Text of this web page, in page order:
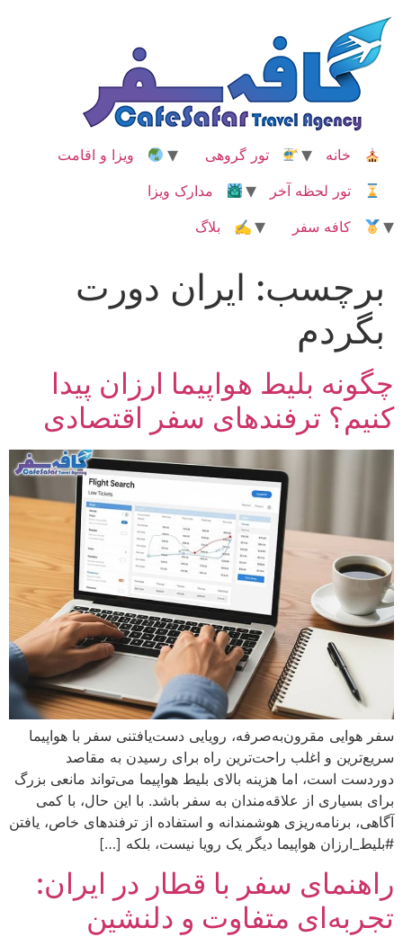
محتوا
خانه تور گروهی
ویزا و اقامت
تور لحظه آخر
مدارک ویزا
کافه سفر
✍ بلاگ
برچسب: ایران دورت
بگردم
چگونه بلیط هواپیما ارزان پیدا
کنیم؟ ترفندهای سفر اقتصادی
سفر هوایی مقرون‌به‌صرفه، رویایی دست‌یافتنی سفر با هواپیما
سریع‌ترین و اغلب راحت‌ترین راه برای رسیدن به مقاصد
دوردست است، اما هزینه بالای بلیط هواپیما می‌تواند مانعی بزرگ
برای بسیاری از علاقه‌مندان به سفر باشد. با این حال، با کمی
آگاهی، برنامه‌ریزی هوشمندانه و استفاده از ترفندهای خاص، یافتن
#بلیط_ارزان هواپیما دیگر یک رویا نیست، بلکه […]
راهنمای سفر با قطار در ایران:
تجربه‌ای متفاوت و دلنشین